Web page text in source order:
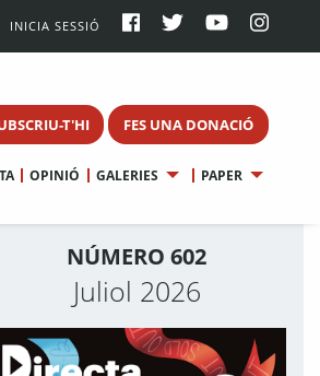
INICIA SESSIÓ
T'HI FES UNA DONACIÓ
OPINIÓ GALERIES PAPER
NÚMERO 602
Juliol 2026